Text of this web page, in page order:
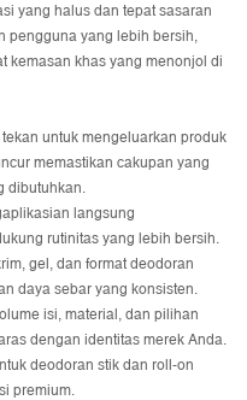
yang halus dan tepat sasaran
pengguna yang lebih bersih,
kemasan khas yang menonjol di
untuk mengeluarkan produk
memastikan cakupan yang
dibutuhkan.
langsung
rutinitas yang lebih bersih.
gel, dan format deodoran
daya sebar yang konsisten.
isi, material, dan pilihan
dengan identitas merek Anda.
deodoran stik dan roll-on
premium.